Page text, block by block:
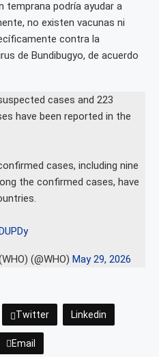
temprana podría ayudar a
no existen vacunas ni
contra la
de Bundibugyo, de acuerdo
cases and 223
have been reported in the
cases, including nine
the confirmed cases, have
(@WHO) May 29, 2026
Twitter Linkedin
Email